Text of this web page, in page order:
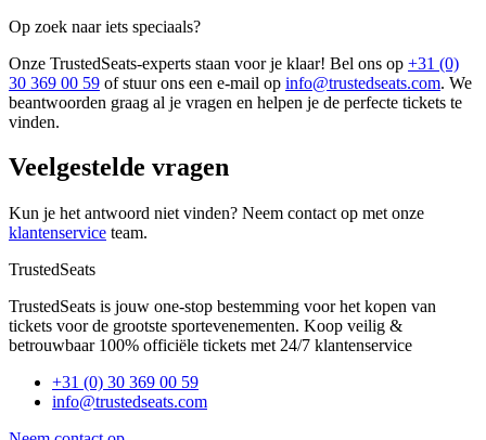
Op zoek naar iets speciaals?
Onze TrustedSeats-experts staan voor je klaar! Bel ons op +31 (0)
30 369 00 59 of stuur ons een e-mail op info@trustedseats.com. We
beantwoorden graag al je vragen en helpen je de perfecte tickets te
vinden.
Veelgestelde vragen
Kun je het antwoord niet vinden? Neem contact op met onze
klantenservice team.
TrustedSeats
TrustedSeats is jouw one-stop bestemming voor het kopen van
tickets voor de grootste sportevenementen. Koop veilig &
betrouwbaar 100% officiële tickets met 24/7 klantenservice
+31 (0) 30 369 00 59
info@trustedseats.com